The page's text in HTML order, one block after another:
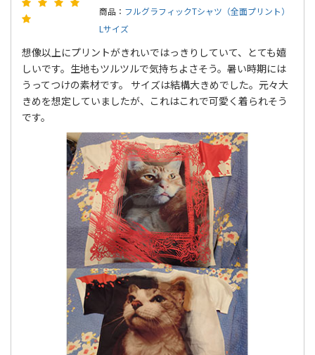
商品： フルグラフィックTシャツ（全面プリント）
Lサイズ
想像以上にプリントがきれいではっきりしていて、とても嬉
しいです。生地もツルツルで気持ちよさそう。暑い時期には
うってつけの素材です。 サイズは結構大きめでした。元々大
きめを想定していましたが、これはこれで可愛く着られそう
です。